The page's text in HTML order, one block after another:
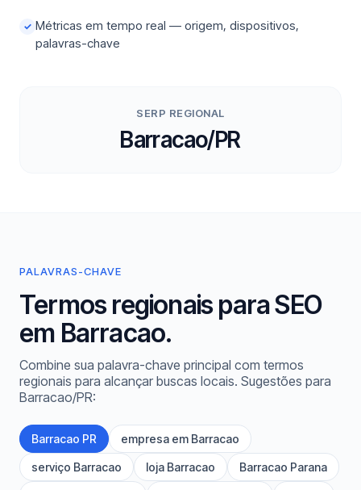
✓ Métricas em tempo real — origem, dispositivos,
palavras-chave
SERP REGIONAL
Barracao/PR
PALAVRAS-CHAVE
Termos regionais para SEO
em Barracao.
Combine sua palavra-chave principal com termos
regionais para alcançar buscas locais. Sugestões para
Barracao/PR:
Barracao PR empresa em Barracao
serviço Barracao loja Barracao Barracao Parana